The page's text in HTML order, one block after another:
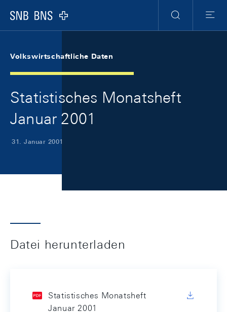
Logo
Suche
Menu
Volkswirtschaftliche Daten
Statistisches Monatsheft
Januar 2001
31. Januar 2001
Datei herunterladen
Statistisches Monatsheft
Januar 2001